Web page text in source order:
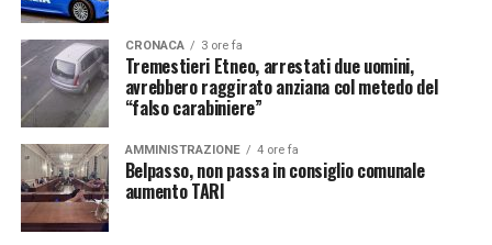
CRONACA 3 ore fa
Tremestieri Etneo, arrestati due uomini,
avrebbero raggirato anziana col metedo del
“falso carabiniere”
AMMINISTRAZIONE 4 ore fa
Belpasso, non passa in consiglio comunale
aumento TARI